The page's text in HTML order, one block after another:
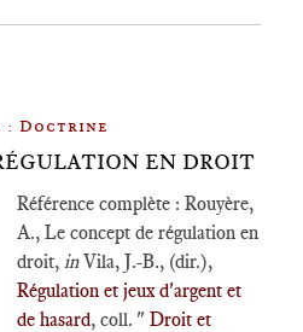
: Doctrine
EN DROIT
Référence complète : Rouyère,
A., Le concept de régulation en
droit, inVila, J.-B., (dir.),
Régulation et jeux d'argent et
de hasard, coll. " Droit et